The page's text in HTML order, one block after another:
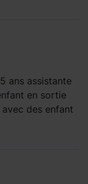
ans assistante
en sortie
des enfant